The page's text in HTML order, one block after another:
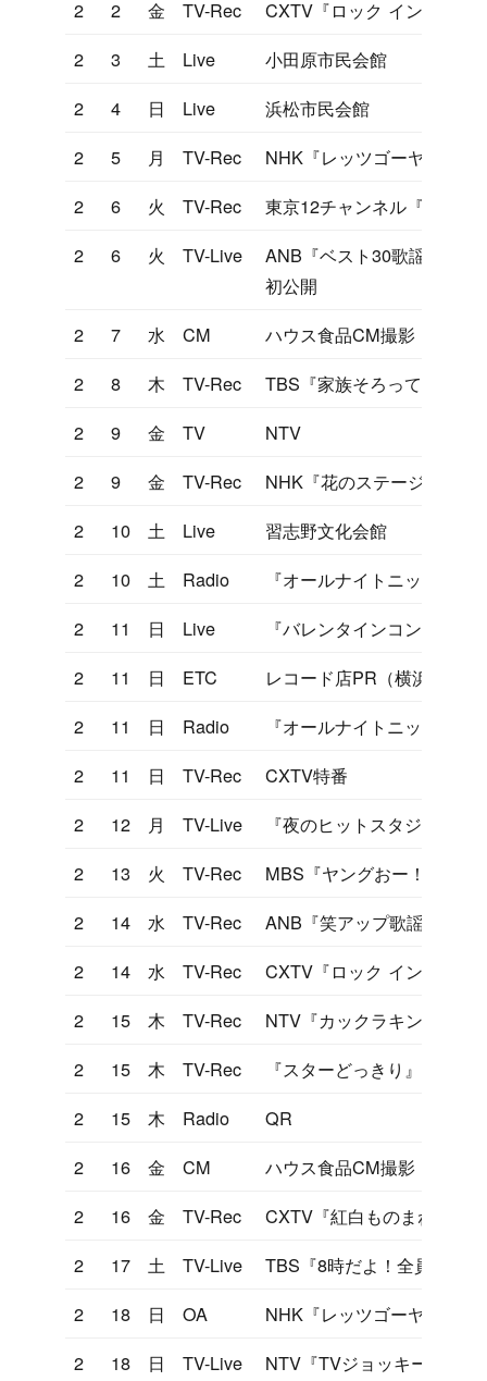
2
2 金 TV-Rec
CXTV『ロック イン ヒデキ
2
3 土 Live
小田原市民会館
2
4 日 Live
浜松市民会館
2
5 月 TV-Rec
NHK『レッツゴーヤング』
2
6 火 TV-Rec
東京12チャンネル『ヤンヤ
2
6 火 TV-Live
ANB『ベスト30歌謡曲』「
初公開
2
7 水 CM
ハウス食品CM撮影
2
8 木 TV-Rec
TBS『家族そろって歌合戦
2
9 金 TV
NTV
2
9 金 TV-Rec
NHK『花のステージ』
2
10 土 Live
習志野文化会館
2
10 土 Radio
『オールナイトニッポン』
2
11 日 Live
『バレンタインコンサート
2
11 日 ETC
レコード店PR（横浜）
2
11 日 Radio
『オールナイトニッポン』
2
11 日 TV-Rec
CXTV特番
2
12 月 TV-Live
『夜のヒットスタジオ』
2
13 火 TV-Rec
MBS『ヤングおー！おー！
2
14 水 TV-Rec
ANB『笑アップ歌謡曲大作
2
14 水 TV-Rec
CXTV『ロック イン ヒデキ
2
15 木 TV-Rec
NTV『カックラキン大放送
2
15 木 TV-Rec
『スターどっきり』
2
15 木 Radio
QR
2
16 金 CM
ハウス食品CM撮影
2
16 金 TV-Rec
CXTV『紅白ものまね』
2
17 土 TV-Live
TBS『8時だよ！全員集合
2
18 日 OA
NHK『レッツゴーヤング』
2
18 日 TV-Live NTV『TVジョッキー』